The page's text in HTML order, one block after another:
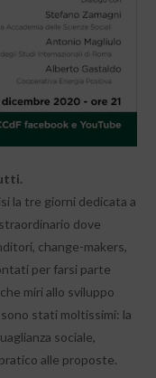
la tre giorni dedicata a
dove
change-makers,
per farsi parte
miri allo sviluppo
stati moltissimi: la
sociale,
alle proposte.